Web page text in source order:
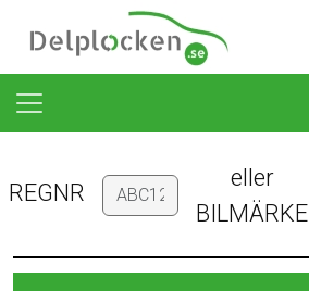
REGNR
eller
BILMÄRKE